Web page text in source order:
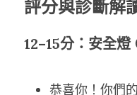
評分與診斷解
12–15分：安全
恭喜你！你們